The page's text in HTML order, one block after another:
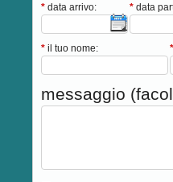
*data arrivo: *data
*il tuo nome: *
messaggio